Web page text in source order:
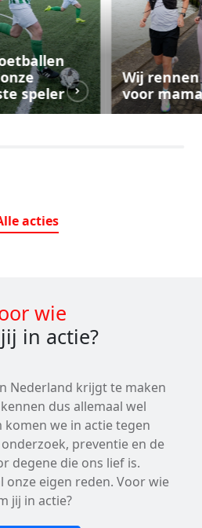
speler
Wij rennen
voor
acties
wie
in actie?
Nederland krijgt te maken
dus allemaal wel
komen we in actie tegen
preventie en de
degene die ons lief is.
onze eigen reden. Voor wie
jij in actie?